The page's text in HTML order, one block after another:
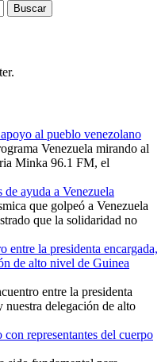
al pueblo venezolano
Venezuela mirando al
Minka 96.1 FM, el
ayuda a Venezuela
que golpeó a Venezuela
que la solidaridad no
entre la presidenta encargada,
de alto nivel de Guinea
entre la presidenta
delegación de alto
representantes del cuerpo